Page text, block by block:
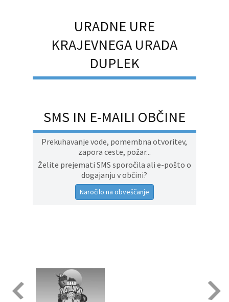
URADNE URE
KRAJEVNEGA URADA
DUPLEK
SMS IN E-MAILI OBČINE
Prekuhavanje vode, pomembna otvoritev,
zapora ceste, požar...
Želite prejemati SMS sporočila ali e-pošto o
dogajanju v občini?
Naročilo na obveščanje